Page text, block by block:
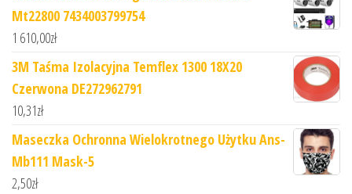
Mt22800 7434003799754
1 610,00zł
3M Taśma Izolacyjna Temflex 1300 18X20
Czerwona DE272962791
10,31zł
Maseczka Ochronna Wielokrotnego Użytku Ans-
Mb111 Mask-5
2,50zł